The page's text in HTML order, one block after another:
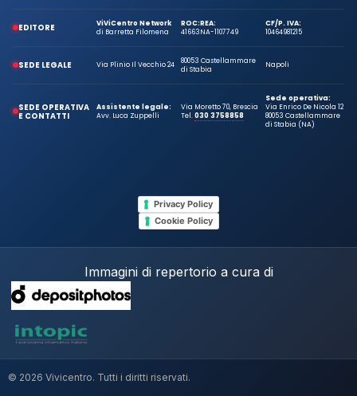
EDITORE
ViViCentro Network
di Barretta Filomena
ROC:
41663
REA:
NA-1107749
CF/P. IVA:
10464981215
SEDE LEGALE Via Plinio Il Vecchio 24
80053 Castellammare
di Stabia
Napoli
SEDE OPERATIVA
E CONTATTI
Assistente legale:
Avv. Luca Zuppelli
Via Moretto 70, Brescia
Tel.030 3758858
Sede operativa:
Via Enrico De Nicola 12
80053 Castellammare
di Stabia (NA)
Privacy Policy
Cookie Policy
Immagini di repertorio a cura di
© 2026 Vivicentro. Tutti i diritti riservati.